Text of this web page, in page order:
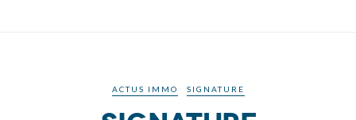
ACTUS IMMO SIGNATURE